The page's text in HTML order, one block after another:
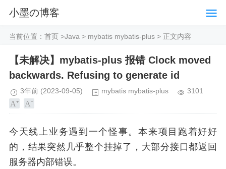
小墨の博客
当前位置： 首页 >Java > mybatis mybatis-plus > 正文内容
【未解决】mybatis-plus 报错 Clock moved
backwards. Refusing to generate id
3年前 (2023-09-05) mybatis mybatis-plus 3101
今天线上业务遇到一个怪事。本来项目跑着好好
的，结果突然几乎整个挂掉了，大部分接口都返回
服务器内部错误。